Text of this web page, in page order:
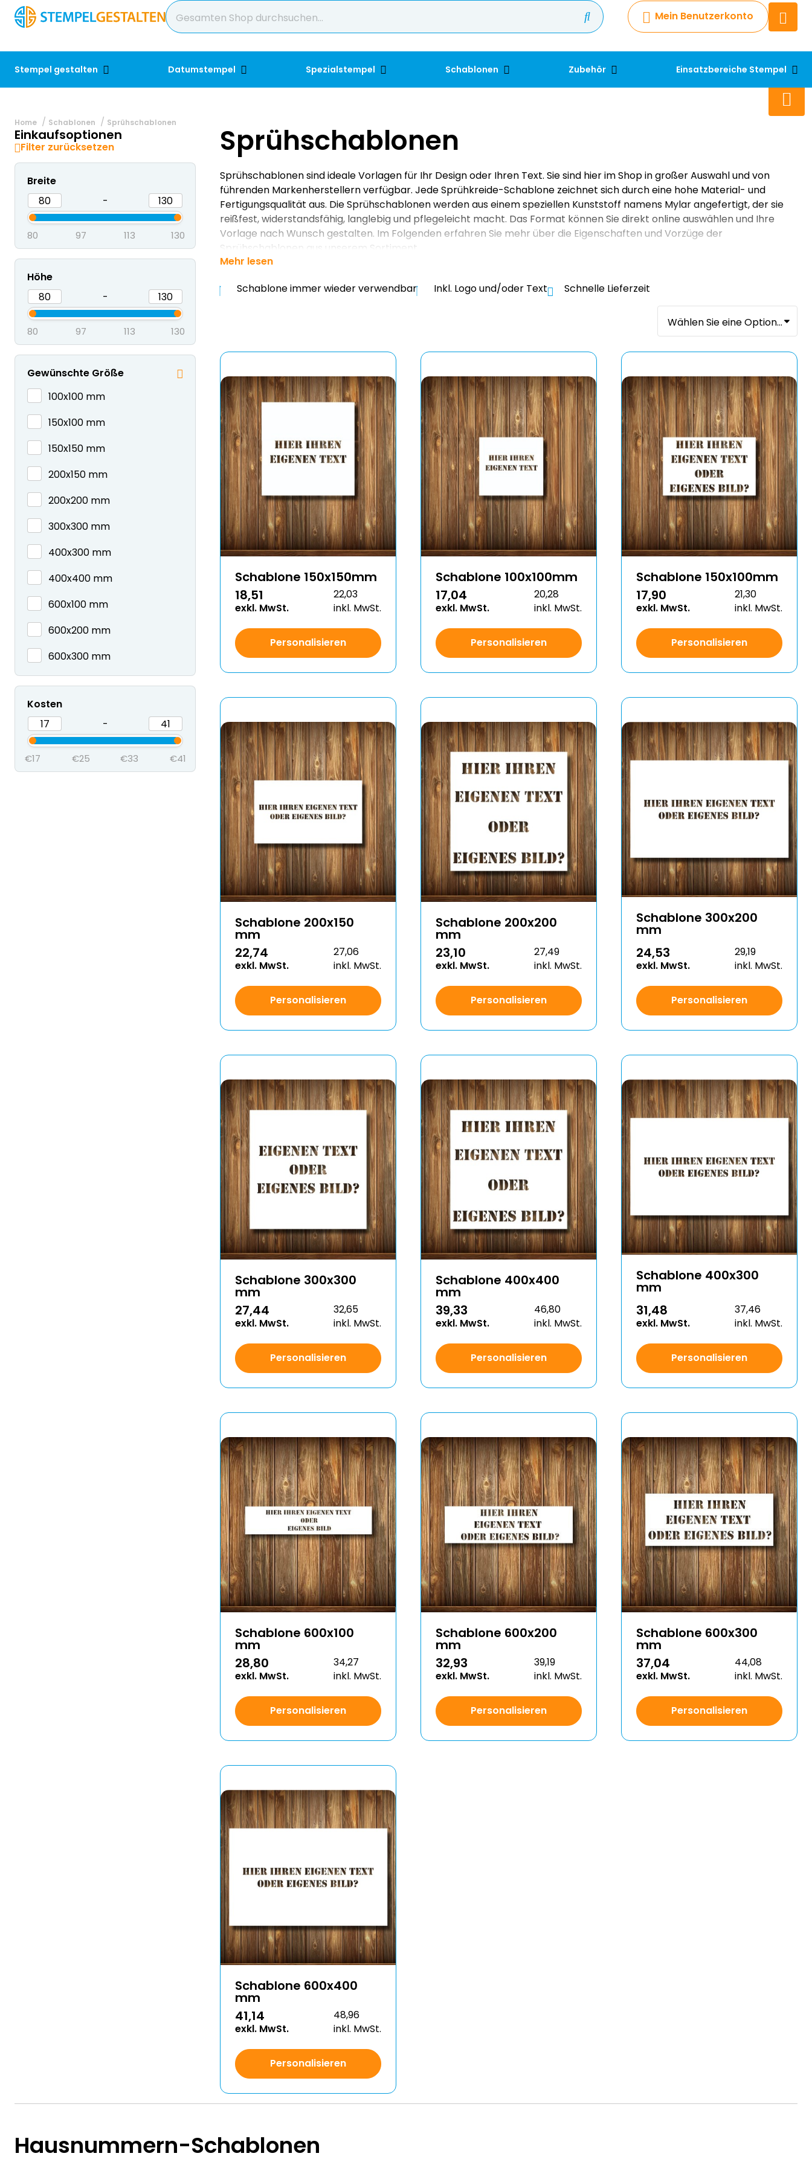
Mein Benutzerkonto
Stempel gestalten Datumstempel Spezialstempel Schablonen Zubehör Einsatzbereiche Stempel
Chatbot
Chatten Sie 24/7 mit unserem
+49 2038 0480 403
Home Schablonen Sprühschablonen Sprühschablonen
Sprühschablonen sind ideale Vorlagen für Ihr Design oder Ihren Text. Sie sind hier im Shop in großer Auswahl und von
führenden Markenherstellern verfügbar. Jede Sprühkreide-Schablone zeichnet sich durch eine hohe Material- und
Fertigungsqualität aus. Die Sprühschablonen werden aus einem speziellen Kunststoff namens Mylar angefertigt, der sie
reißfest, widerstandsfähig, langlebig und pflegeleicht macht. Das Format können Sie direkt online auswählen und Ihre
Vorlage nach Wunsch gestalten. Im Folgenden erfahren Sie mehr über die Eigenschaften und Vorzüge der
Sprühschablonen aus unserem Sortiment.
Mehr lesen
Schablone immer wieder verwendbar
Inkl. Logo und/oder Text Schnelle Lieferzeit
Schablone 150x150mm
18,51
exkl. MwSt.
22,03
inkl. MwSt.
Personalisieren
Schablone 100x100mm
17,04
exkl. MwSt.
20,28
inkl. MwSt.
Personalisieren
Schablone 150x100mm
17,90
exkl. MwSt.
21,30
inkl. MwSt.
Personalisieren
Schablone 200x150
mm
22,74
exkl. MwSt.
27,06
inkl. MwSt.
Personalisieren
Schablone 200x200
mm
23,10
exkl. MwSt.
27,49
inkl. MwSt.
Personalisieren
Schablone 300x200
mm
24,53
exkl. MwSt.
29,19
inkl. MwSt.
Personalisieren
Schablone 300x300
mm
27,44
exkl. MwSt.
32,65
inkl. MwSt.
Personalisieren
Schablone 400x400
mm
39,33
exkl. MwSt.
46,80
inkl. MwSt.
Personalisieren
Schablone 400x300
mm
31,48
exkl. MwSt.
37,46
inkl. MwSt.
Personalisieren
Schablone 600x100
mm
28,80
exkl. MwSt.
34,27
inkl. MwSt.
Personalisieren
Schablone 600x200
mm
32,93
exkl. MwSt.
39,19
inkl. MwSt.
Personalisieren
Schablone 600x300
mm
37,04
exkl. MwSt.
44,08
inkl. MwSt.
Personalisieren
Schablone 600x400
mm
41,14
exkl. MwSt.
48,96
inkl. MwSt.
Personalisieren
Einkaufsoptionen
Filter zurücksetzen
Breite
-
80 97 113 130
Höhe
-
80 97 113 130
Gewünschte Größe
100x100 mm
150x100 mm
150x150 mm
200x150 mm
200x200 mm
300x300 mm
400x300 mm
400x400 mm
600x100 mm
600x200 mm
600x300 mm
Kosten
-
€17 €25 €33 €41
Hausnummern-Schablonen